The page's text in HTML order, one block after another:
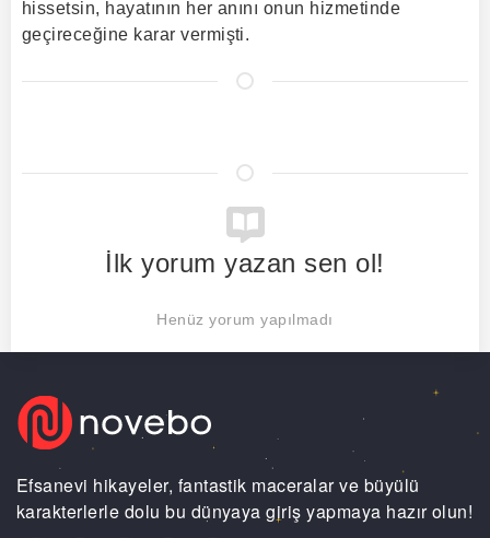
hissetsin, hayatının her anını onun hizmetinde
geçireceğine karar vermişti.
İlk yorum yazan sen ol!
Henüz yorum yapılmadı
Efsanevi hikayeler, fantastik maceralar ve büyülü
karakterlerle dolu bu dünyaya giriş yapmaya hazır olun!